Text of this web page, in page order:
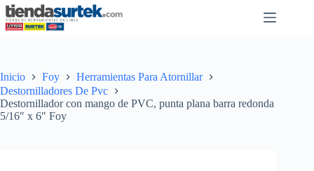
Saltar
al
contenido
Inicio Foy
Herramientas Para Atornillar
Destornilladores De Pvc
Destornillador con mango de PVC, punta plana barra redonda
5/16″ x 6″ Foy